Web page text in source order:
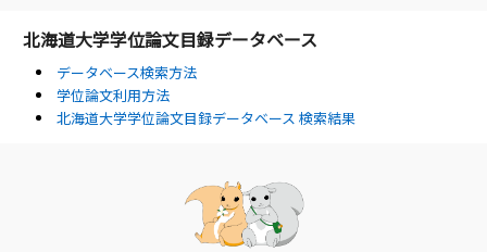
北海道大学学位論文目録データベース
データベース検索方法
学位論文利用方法
北海道大学学位論文目録データベース 検索結果